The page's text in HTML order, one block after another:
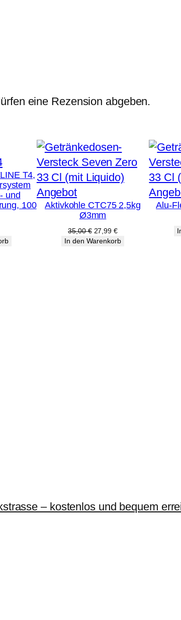
eine Rezension abgeben.
T4,
und
100
AngebotProdukt
im
Angebot
Aktivkohle CTC75 2,5kg
Ø3mm
35,00€ Ursprünglicher
Preis
27,99 €Aktueller
Preis
In den Warenkorb
Alu-
– kostenlos und bequem